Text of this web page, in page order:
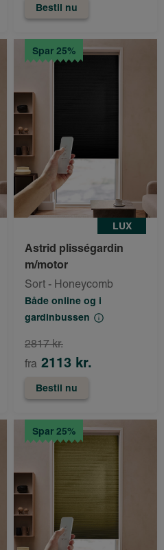
Bestil nu
Spar 25%
LUX
Astrid plisségardin
m/motor
Sort - Honeycomb
Både online og i
gardinbussen
fra 2113 kr.
2817 kr.
Bestil nu
Spar 25%